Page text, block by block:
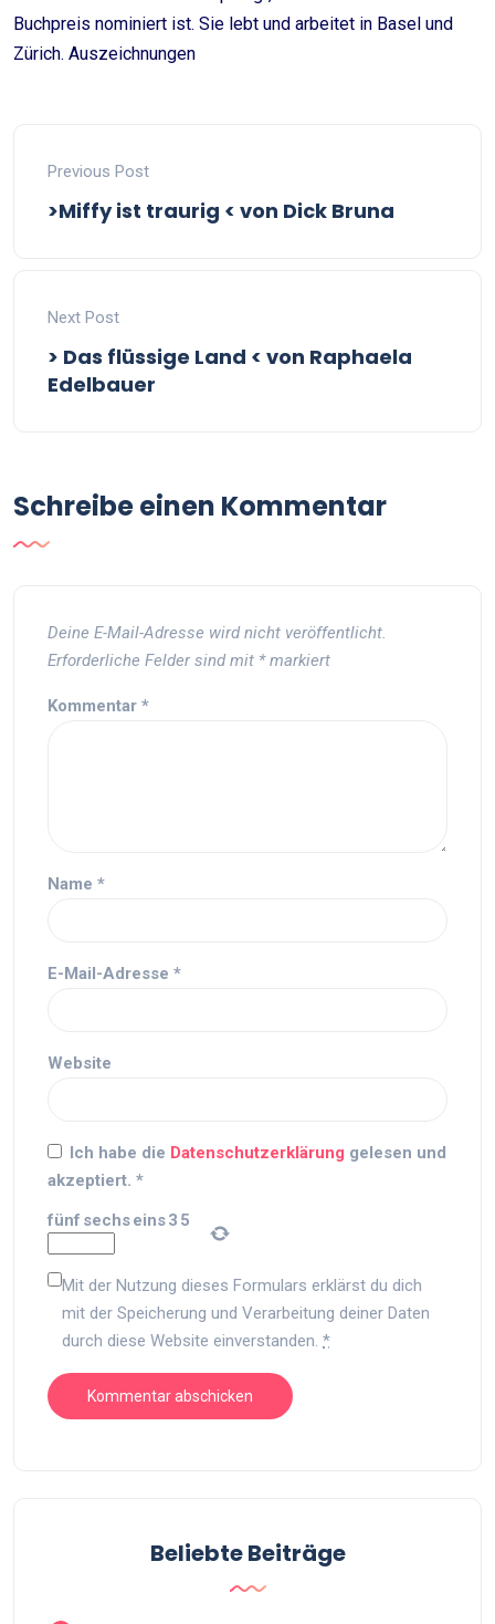
Buchpreis nominiert ist. Sie lebt und arbeitet in Basel und
Zürich. Auszeichnungen
Previous Post
>Miffy ist traurig < von Dick Bruna
Next Post
> Das flüssige Land < von Raphaela
Edelbauer
Schreibe einen Kommentar
Deine E-Mail-Adresse wird nicht veröffentlicht.
Erforderliche Felder sind mit *markiert
Kommentar *
Name *
E-Mail-Adresse *
Website
Ich habe die Datenschutzerklärung gelesen und
akzeptiert. *
fünf sechseins3 5
Mit der Nutzung dieses Formulars erklärst du dich
mit der Speicherung und Verarbeitung deiner Daten
durch diese Website einverstanden. *
Beliebte Beiträge